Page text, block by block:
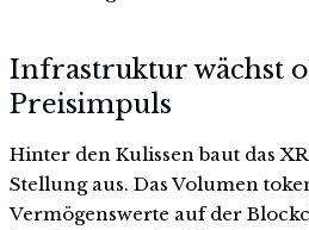
Infrastruktur wächst
Preisimpuls
Hinter den Kulissen baut das
Stellung aus. Das Volumen
Vermögenswerte auf der